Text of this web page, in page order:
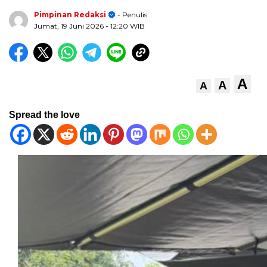
Pimpinan Redaksi
- Penulis
Jumat, 19 Juni 2026 - 12:20 WIB
A A A
Spread the love